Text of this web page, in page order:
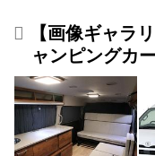
【画像ギャラ
ャンピングカ